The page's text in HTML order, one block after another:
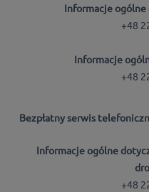
Informacje ogólne
+48
Informacje
+48
Bezpłatny serwis
Informacje ogólne
+48